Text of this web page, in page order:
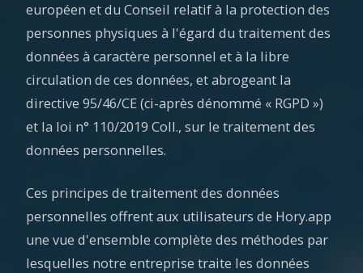
européen et du Conseil relatif à la protection des
personnes physiques à l'égard du traitement des
données à caractère personnel et à la libre
circulation de ces données, et abrogeant la
directive 95/46/CE (ci-après dénommé « RGPD »)
et la loi n° 110/2019 Coll., sur le traitement des
données personnelles.
Ces principes de traitement des données
personnelles offrent aux utilisateurs de Hory.app
une vue d'ensemble complète des méthodes par
lesquelles notre entreprise traite les données